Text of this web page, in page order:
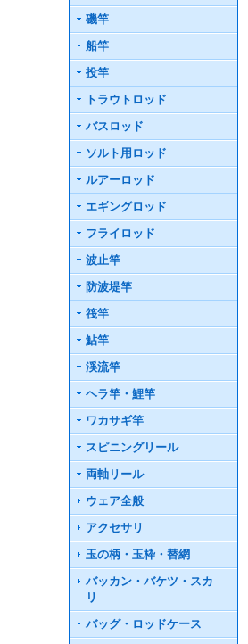
磯竿
船竿
投竿
トラウトロッド
バスロッド
ソルト用ロッド
ルアーロッド
エギングロッド
フライロッド
波止竿
防波堤竿
筏竿
鮎竿
渓流竿
ヘラ竿・鯉竿
ワカサギ竿
スピニングリール
両軸リール
ウェア全般
アクセサリ
玉の柄・玉枠・替網
バッカン・バケツ・スカ
リ
バッグ・ロッドケース